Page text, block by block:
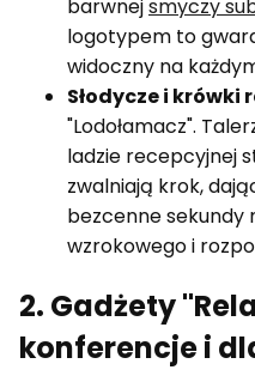
barwnejsmyczy
logotypem to
widoczny na
Słodycze i krówki
"Lodołamacz".
ladzie recepcyjnej
zwalniają krok,
bezcenne sekundy
wzrokowego i
2. Gadżety
konferencje i